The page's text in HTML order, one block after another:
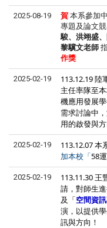
2025-08-19 賀 本系參加
專題及論文競
駿、洪翊盛
黎驥文老師
作獎
2025-02-19
113.12.19 陸
主任率隊至
機應用發展
需求討論中
用的啟發與方
2025-02-19 113.12.07 本
加本校「 58
2025-02-19
113.11.30 王
請，對師生
及「空間資
演，以提供
訊與方向！